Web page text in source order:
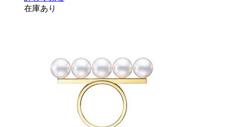
在庫あり